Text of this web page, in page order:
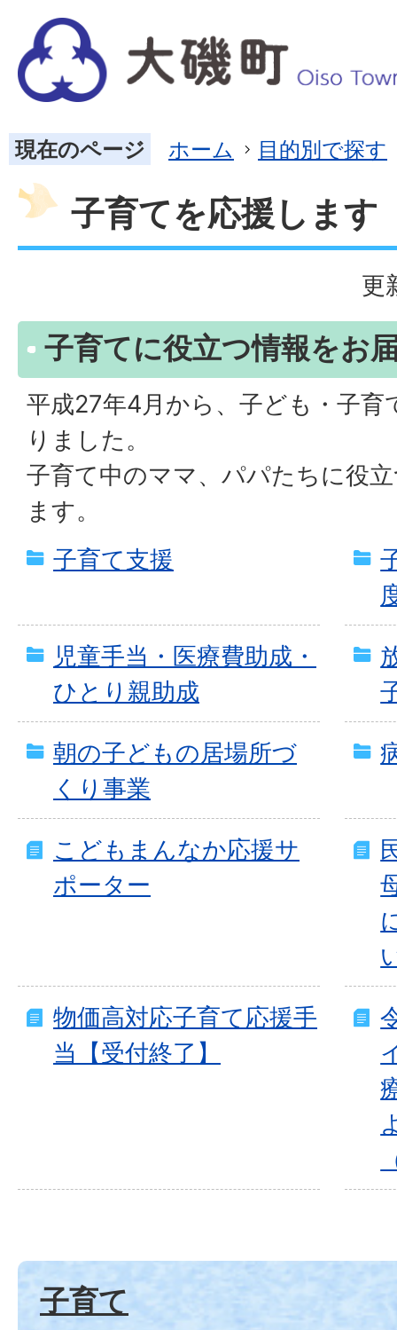
現在のページ ホーム 目的別で探す
子育てを応援します
更
子育てに役立つ情報をお
平成27年4月から、子ども・子育
りました。
子育て中のママ、パパたちに役
ます。
子育て支援
児童手当・医療費助成・
ひとり親助成
朝の子どもの居場所づ
くり事業
こどもまんなか応援サ
ポーター
物価高対応子育て応援手
当【受付終了】
子育て